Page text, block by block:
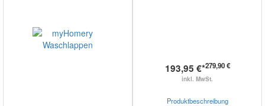
193,95 €*279,90 €
inkl. MwSt.
Produktbeschreibung